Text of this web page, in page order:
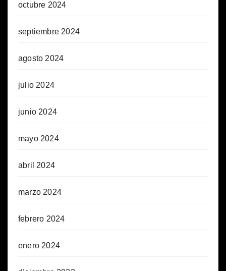
octubre 2024
septiembre 2024
agosto 2024
julio 2024
junio 2024
mayo 2024
abril 2024
marzo 2024
febrero 2024
enero 2024